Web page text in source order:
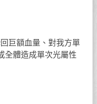
巨額血量、對我方單
全體造成單次光屬性